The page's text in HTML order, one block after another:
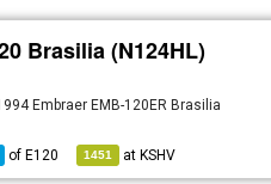
Brasilia (N124HL)
Embraer EMB-120ER Brasilia
of E120 1451 at KSHV